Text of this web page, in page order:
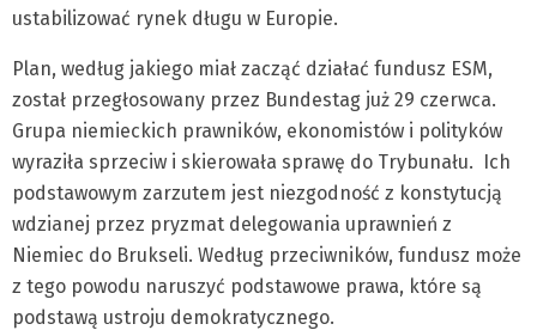
ustabilizować rynek długu w Europie.
Plan, według jakiego miał zacząć działać fundusz ESM,
został przegłosowany przez Bundestag już 29 czerwca.
Grupa niemieckich prawników, ekonomistów i polityków
wyraziła sprzeciw i skierowała sprawę do Trybunału. Ich
podstawowym zarzutem jest niezgodność z konstytucją
wdzianej przez pryzmat delegowania uprawnień z
Niemiec do Brukseli. Według przeciwników, fundusz może
z tego powodu naruszyć podstawowe prawa, które są
podstawą ustroju demokratycznego.